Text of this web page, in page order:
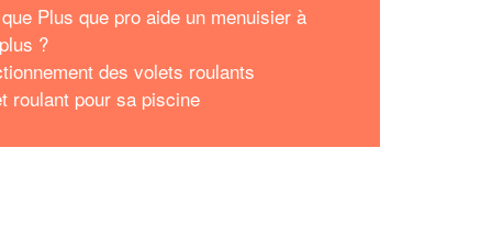
Plus que pro aide un menuisier à
?
des volets roulants
roulant pour sa piscine